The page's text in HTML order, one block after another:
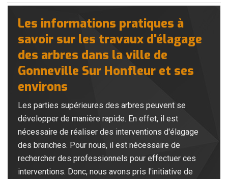
Les informations pratiques à
savoir sur les travaux d'élagage
des arbres dans la ville de
Gonneville Sur Honfleur et ses
environs
Les parties supérieures des arbres peuvent se
développer de manière rapide. En effet, il est
nécessaire de réaliser des interventions d'élagage
des branches. Pour nous, il est nécessaire de
rechercher des professionnels pour effectuer ces
interventions. Donc, nous avons pris l'initiative de